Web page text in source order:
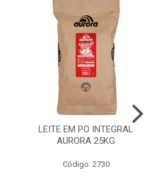
LEITE EM PO INTEGRAL
AURORA 25KG
Código: 2730